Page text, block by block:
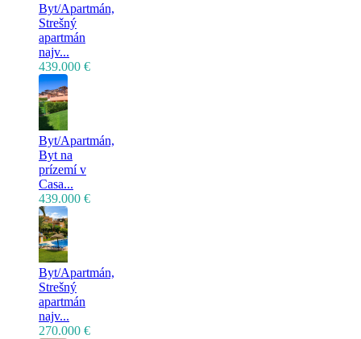
Byt/Apartmán,
Strešný
apartmán
najv...
439.000 €
Byt/Apartmán,
Byt na
prízemí v
Casa...
439.000 €
Byt/Apartmán,
Strešný
apartmán
najv...
270.000 €